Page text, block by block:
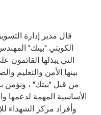
قال مدير إدارة
الكويتي "بيتك"
التي يبذلها القائمون
بينها الأمن والتعليم
من قبل "بيتك" ، ونؤمن
الأساسية المهمة لدعمها
وأفراد مركز الشهداء